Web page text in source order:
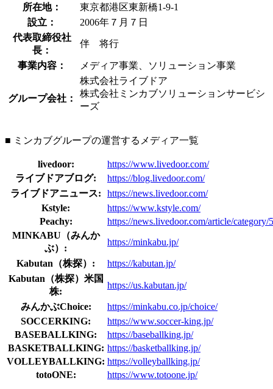
所在地：
東京都港区東新橋1-9-1
設立：
2006年７月７日
代表取締役社
長：
伴 将行
事業内容： メディア事業、ソリューション事業
グループ会社：
株式会社ライブドア
株式会社ミンカブソリューションサービシ
ーズ
■ ミンカブグループの運営するメディア一覧
livedoor:
https://www.livedoor.com/
ライブドアブログ:
https://blog.livedoor.com/
ライブドアニュース:
https://news.livedoor.com/
Kstyle:
https://www.kstyle.com/
Peachy:
https://news.livedoor.com/article/category/
MINKABU（みんか
ぶ）:
https://minkabu.jp/
Kabutan（株探）:
https://kabutan.jp/
Kabutan（株探）米国
株:
https://us.kabutan.jp/
みんかぶChoice:
https://minkabu.co.jp/choice/
SOCCERKING:
https://www.soccer-king.jp/
BASEBALLKING:
https://baseballking.jp/
BASKETBALLKING: https://basketballking.jp/
VOLLEYBALLKING: https://volleyballking.jp/
totoONE:
https://www.totoone.jp/